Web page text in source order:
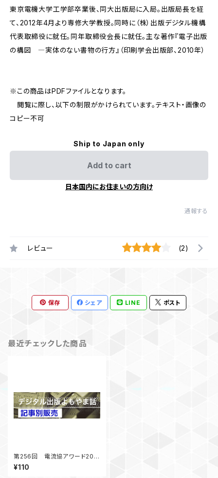
東京電機大学工学部卒業後、同大出版局に入局。出版局長を経
て、2012年4月より専修大学教授。同時に（株）出版デジタル機構
代表取締役に就任。同年取締役会長に就任。主な著作『電子出版
の構図 ―実体のない書物の行方』（印刷学会出版部、2010年）
※この商品はPDFファイルとなります。
閲覧に際し、以下の制限がかけられています。テキスト・画像の
コピー不可
Ship to Japan only
Add to cart
日本国内にお住まいの方向け
通報する
レビュー (2)
保存 シェア LINE ポスト
最近チェックした商品
第256回 電流協アワード202
2 海賊版対策 「デジタル出版
よもやま話」 2022年8月号掲
¥110